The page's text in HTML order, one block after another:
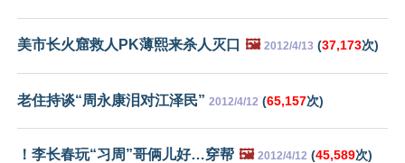
美市长火窟救人PK薄熙来杀人灭口 🖼️ 2012/4/13 (37,173次)
老住持谈“周永康泪对江泽民” 2012/4/12 (65,157次)
！李长春玩“习周”哥俩儿好…穿帮 🖼️ 2012/4/12 (45,589次)